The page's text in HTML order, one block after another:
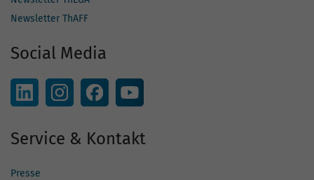
Newsletter ThAFF
Social Media
Service & Kontakt
Presse